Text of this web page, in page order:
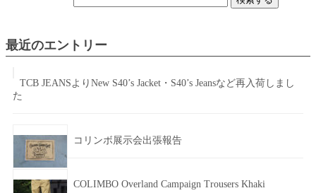
最近のエントリー
TCB JEANSよりNew S40’s Jacket・S40’s Jeansなど再入荷しまし
た
コリンボ展示会出張報告
COLIMBO Overland Campaign Trousers Khaki